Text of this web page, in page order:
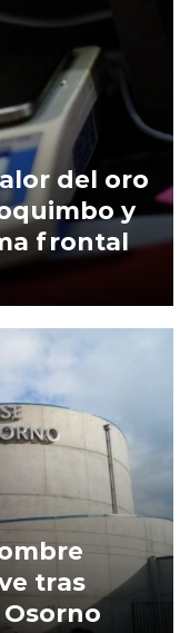
del oro
y
frontal
tras